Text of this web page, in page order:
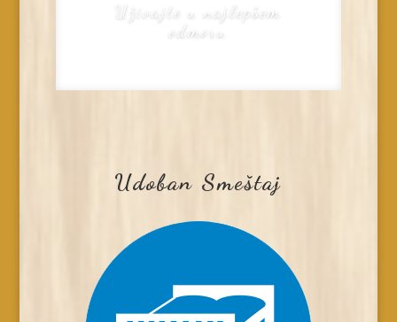
Uživajte u najlepšem
odmoru
Udoban Smeštaj